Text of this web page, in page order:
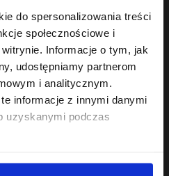
do spersonalizowania treści
społecznościowe i
Informacje o tym, jak
udostępniamy partnerom
i analitycznym.
informacje z innymi danymi
uzyskanymi podczas
Hair In Balance By
ONLYBIO
Odżywka
humektantowa 200
ml
22,49 zł
przed obniżką:22,49 zł
Hair In
ml
24